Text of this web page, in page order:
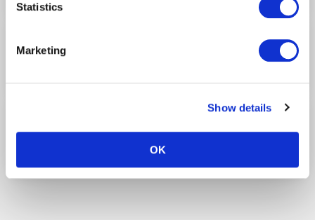
Statistics
Marketing
Show details
OK